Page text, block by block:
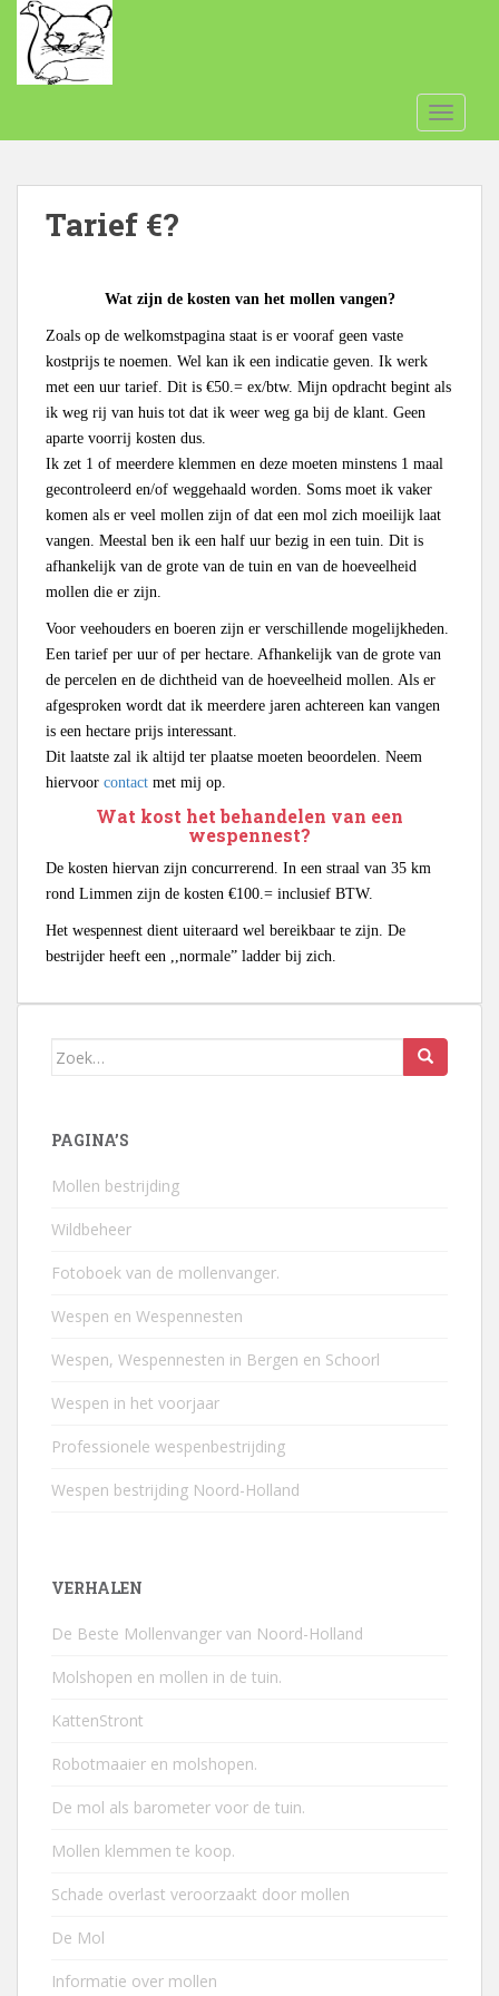
o
Tarief €?
Wat zijn de kosten van het mollen vangen?
Zoals op de welkomstpagina staat is er vooraf geen vaste
kostprijs te noemen. Wel kan ik een indicatie geven. Ik werk
met een uur tarief. Dit is €50.= ex/btw. Mijn opdracht begint als
ik weg rij van huis tot dat ik weer weg ga bij de klant. Geen
aparte voorrij kosten dus.
Ik zet 1 of meerdere klemmen en deze moeten minstens 1 maal
gecontroleerd en/of weggehaald worden. Soms moet ik vaker
komen als er veel mollen zijn of dat een mol zich moeilijk laat
vangen. Meestal ben ik een half uur bezig in een tuin. Dit is
afhankelijk van de grote van de tuin en van de hoeveelheid
mollen die er zijn.
Voor veehouders en boeren zijn er verschillende mogelijkheden.
Een tarief per uur of per hectare. Afhankelijk van de grote van
de percelen en de dichtheid van de hoeveelheid mollen. Als er
afgesproken wordt dat ik meerdere jaren achtereen kan vangen
is een hectare prijs interessant.
Dit laatste zal ik altijd ter plaatse moeten beoordelen. Neem
hiervoor contact met mij op.
Wat kost het behandelen van een
wespennest?
De kosten hiervan zijn concurrerend. In een straal van 35 km
rond Limmen zijn de kosten €100.= inclusief BTW.
Het wespennest dient uiteraard wel bereikbaar te zijn. De
bestrijder heeft een ,,normale” ladder bij zich.
Zoek
PAGINA’S
Mollen bestrijding
Wildbeheer
Fotoboek van de mollenvanger.
Wespen en Wespennesten
Wespen, Wespennesten in Bergen en Schoorl
Wespen in het voorjaar
Professionele wespenbestrijding
Wespen bestrijding Noord-Holland
VERHALEN
De Beste Mollenvanger van Noord-Holland
Molshopen en mollen in de tuin.
KattenStront
Robotmaaier en molshopen.
De mol als barometer voor de tuin.
Mollen klemmen te koop.
Schade overlast veroorzaakt door mollen
De Mol
Informatie over mollen